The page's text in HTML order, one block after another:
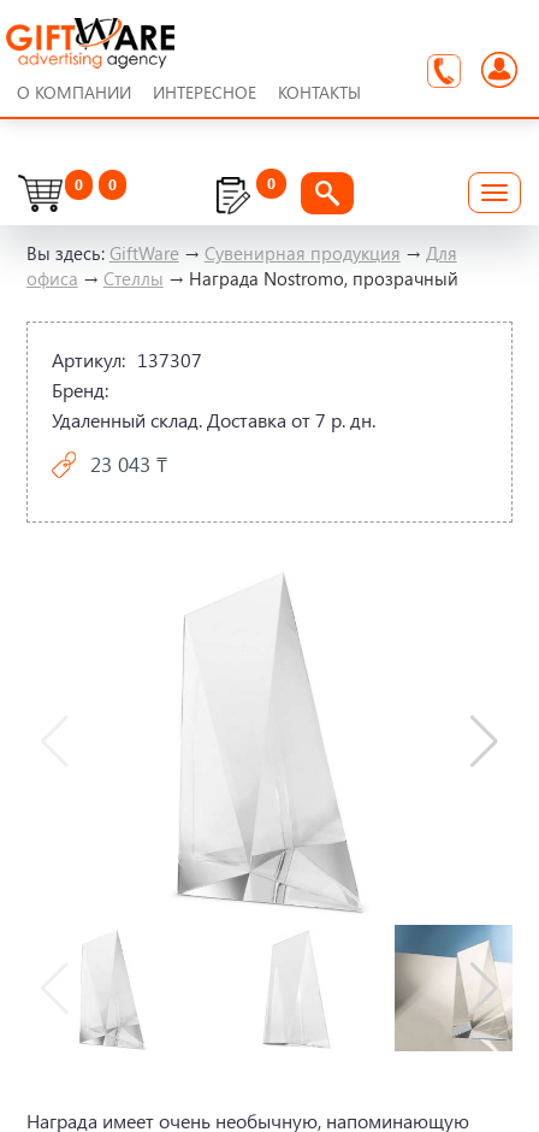
О КОМПАНИИ ИНТЕРЕСНОЕ КОНТАКТЫ
0 0 0
Вы здесь: GiftWare→ Сувенирная продукция → Для
офиса → Стеллы → Награда Nostromo, прозрачный
Артикул: 137307
Бренд:
Удаленный склад. Доставка от 7 р. дн.
23 043 ₸
Награда имеет очень необычную, напоминающую